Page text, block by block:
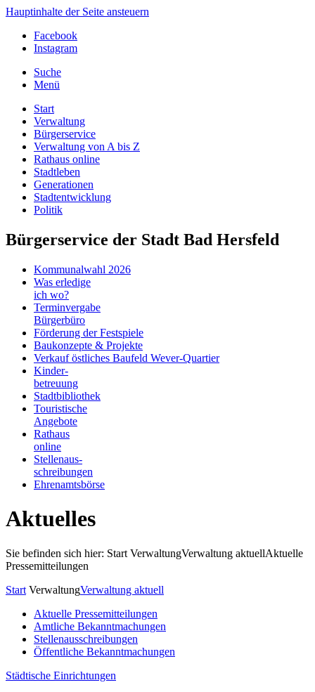
Hauptinhalte der Seite ansteuern
Facebook
Instagram
Suche
Menü
Start
Verwaltung
Bürgerservice
Verwaltung von A bis Z
Rathaus online
Stadtleben
Generationen
Stadtentwicklung
Politik
Bürgerservice der Stadt Bad Hersfeld
Kommunalwahl 2026
Was erledige
ich wo?
Terminvergabe
Bürgerbüro
Förderung der Festspiele
Baukonzepte & Projekte
Verkauf östliches Baufeld Wever-Quartier
Kinder-
betreuung
Stadtbibliothek
Touristische
Angebote
Rathaus
online
Stellenaus-
schreibungen
Ehrenamtsbörse
Aktuelles
Sie befinden sich hier: Start VerwaltungVerwaltung aktuellAktuelle
Pressemitteilungen
Start VerwaltungVerwaltung aktuell
Aktuelle Pressemitteilungen
Amtliche Bekanntmachungen
Stellenausschreibungen
Öffentliche Bekanntmachungen
Städtische Einrichtungen